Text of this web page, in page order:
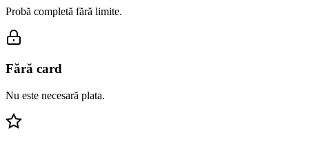
Probă completă fără limite.
Fără card
Nu este necesară plata.